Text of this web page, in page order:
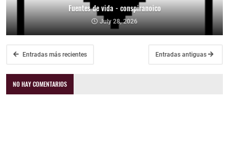
Fuentes de vida - conspiranoico
July 28, 2026
Entradas más recientes Entradas antiguas
NO HAY COMENTARIOS